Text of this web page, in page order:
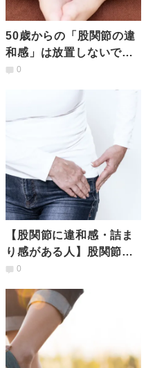
50歳からの「股関節の違
和感」は放置しないで！
股関節の詰まりや引っか
0
【股関節に違和感・詰ま
り感がある人】股関節が
スルっと緩む！寝ながら
ッチ
0